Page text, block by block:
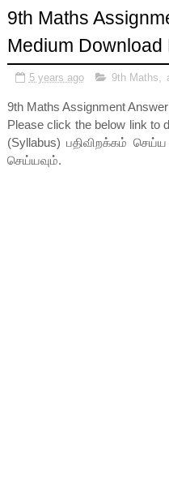
9th Maths
Medium Download
5 years ago 9th Maths
9th Maths Assignment
Please click the below link to
(Syllabus) பதிவிறக்கம்
செய்யவும்.